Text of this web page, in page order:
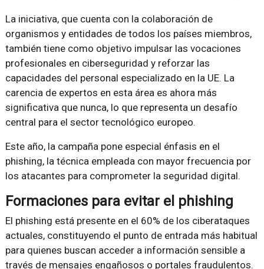
La iniciativa, que cuenta con la colaboración de
organismos y entidades de todos los países miembros,
también tiene como objetivo impulsar las vocaciones
profesionales en ciberseguridad y reforzar las
capacidades del personal especializado en la UE. La
carencia de expertos en esta área es ahora más
significativa que nunca, lo que representa un desafío
central para el sector tecnológico europeo.
Este año, la campaña pone especial énfasis en el
phishing, la técnica empleada con mayor frecuencia por
los atacantes para comprometer la seguridad digital.
Formaciones para evitar el phishing
El phishing está presente en el 60% de los ciberataques
actuales, constituyendo el punto de entrada más habitual
para quienes buscan acceder a información sensible a
través de mensajes engañosos o portales fraudulentos.